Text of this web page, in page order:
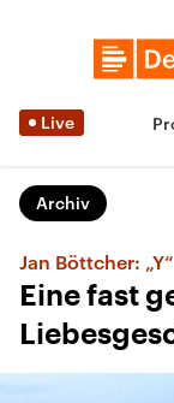
Live
Archiv
Jan Böttcher: „Y“
Eine fast